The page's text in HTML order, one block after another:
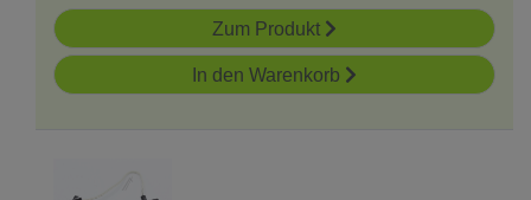
Zum Produkt
In den Warenkorb